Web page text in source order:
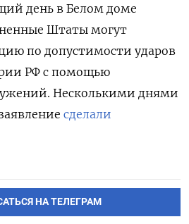
день в Белом доме
Штаты могут
по допустимости ударов
РФ с помощью
Несколькими днями
сделали
НА ТЕЛЕГРАМ